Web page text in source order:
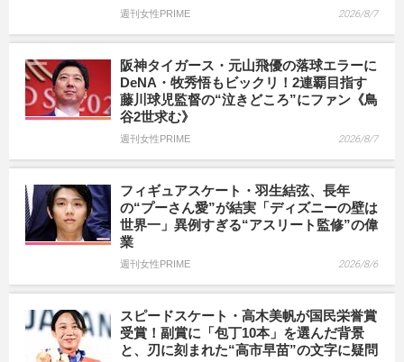
週刊女性PRIME 2026/8/7
阪神タイガース・元山飛優の落球エラーに
DeNA・牧秀悟もビックリ！2連覇目指す
藤川球児監督の“泣きどころ”にファン《鳥
谷2世求む》
週刊女性PRIME 2026/8/7
フィギュアスケート・羽生結弦、長年
の“プーさん愛”が結実「ディズニーの壁は
世界一」異例すぎる“アスリート監修”の偉
業
週刊女性PRIME 2026/8/6
スピードスケート・高木美帆が国民栄誉賞
受賞！副賞に「包丁10本」を選んだ背景
と、刃に刻まれた“高市早苗”の文字に疑問